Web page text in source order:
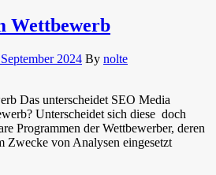
Wettbewerb
2024 By nolte
Das unterscheidet SEO Media
Unterscheidet sich diese doch
Programmen der Wettbewerber, deren
Zwecke von Analysen eingesetzt